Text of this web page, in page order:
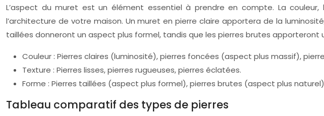
L’aspect du muret est un élément essentiel à prendre en compte. La
l’architecture de votre maison. Un muret en pierre claire apportera de la
taillées donneront un aspect plus formel, tandis que les pierres brutes apporteront
Couleur : Pierres claires (luminosité), pierres foncées (aspect plus massif),
Texture : Pierres lisses, pierres rugueuses, pierres éclatées.
Forme : Pierres taillées (aspect plus formel), pierres brutes (aspect plus
Tableau comparatif des types de pierres